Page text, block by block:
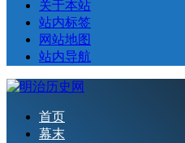
关于本站
站内标签
网站地图
站内导航
首页
幕末